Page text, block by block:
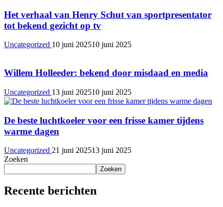
Het verhaal van Henry Schut van sportpresentator
tot bekend gezicht op tv
Uncategorized 10 juni 202510 juni 2025
Willem Holleeder: bekend door misdaad en media
Uncategorized 13 juni 202510 juni 2025
De beste luchtkoeler voor een frisse kamer tijdens
warme dagen
Uncategorized 21 juni 202513 juni 2025
Zoeken
Zoeken
Recente berichten